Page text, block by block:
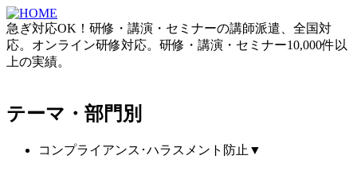
急ぎ対応OK！研修・講演・セミナーの講師派遣、全国対
応。オンライン研修対応。研修・講演・セミナー10,000件以
上の実績。
テーマ・部門別
コンプライアンス･ハラスメント防止 ▼